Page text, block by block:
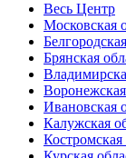
Весь Центр
Московская
Брянская
Ивановская
Калужская
Костромская